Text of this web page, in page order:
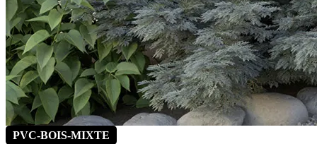
PVC-BOIS-MIXTE